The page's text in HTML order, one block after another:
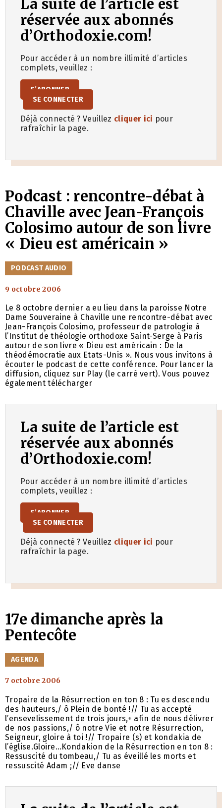
La suite de l’article est
réservée aux abonnés
d’Orthodoxie.com!
Pour accéder à un nombre illimité d’articles
complets, veuillez :
S’ABONNER
SE CONNECTER
Déjà connecté ? Veuillez cliquer ici pour
rafraîchir la page.
Podcast : rencontre-débat à
Chaville avec Jean-François
Colosimo autour de son livre
« Dieu est américain »
CATÉGORIES
PODCAST AUDIO
9 octobre 2006
Le 8 octobre dernier a eu lieu dans la paroisse Notre
Dame Souveraine à Chaville une rencontre-débat avec
Jean-François Colosimo, professeur de patrologie à
l’Institut de théologie orthodoxe Saint-Serge à Paris
autour de son livre « Dieu est américain : De la
théodémocratie aux Etats-Unis ». Nous vous invitons à
écouter le podcast de cette conférence. Pour lancer la
diffusion, cliquez sur Play (le carré vert). Vous pouvez
également télécharger
La suite de l’article est
réservée aux abonnés
d’Orthodoxie.com!
Pour accéder à un nombre illimité d’articles
complets, veuillez :
S’ABONNER
SE CONNECTER
Déjà connecté ? Veuillez cliquer ici pour
rafraîchir la page.
17e dimanche après la
Pentecôte
CATÉGORIES
AGENDA
7 octobre 2006
Tropaire de la Résurrection en ton 8 : Tu es descendu
des hauteurs,/ ô Plein de bonté !// Tu as accepté
l’ensevelissement de trois jours,+ afin de nous délivrer
de nos passions,/ ô notre Vie et notre Résurrection,
Seigneur, gloire à toi !// Tropaire (s) et kondakia de
l’église.Gloire…Kondakion de la Résurrection en ton 8 :
Ressuscité du tombeau,/ Tu as éveillé les morts et
ressuscité Adam ;// Eve danse